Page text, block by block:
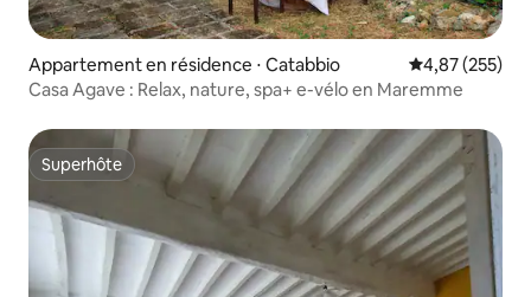
Appartement en résidence ⋅ Catabbio Évaluation
4,87 (255)
Casa Agave : Relax, nature, spa+ e-vélo en Maremme
Superhôte
Superhôte